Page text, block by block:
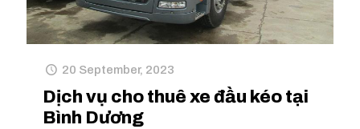
20 September, 2023
Dịch vụ cho thuê xe đầu kéo tại
Bình Dương